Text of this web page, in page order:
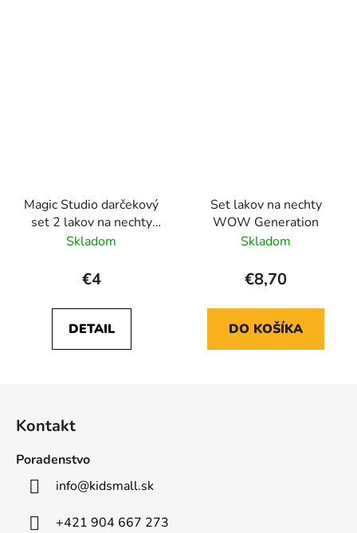
Magic Studio darčekový
set 2 lakov na nechty
Perfect Match
Skladom
€4
DETAIL
Set lakov na nechty
WOW Generation
Skladom
€8,70
DO KOŠÍKA
Kontakt
Poradenstvo
info@kidsmall.sk
+421 904 667 273